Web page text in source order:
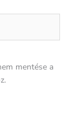
mentése a